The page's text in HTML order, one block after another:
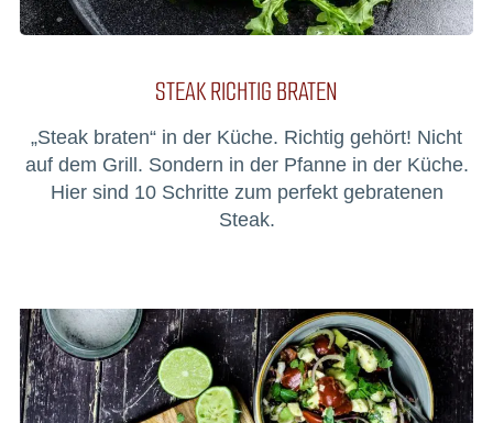
STEAK RICHTIG BRATEN
„Steak braten“ in der Küche. Richtig gehört! Nicht
auf dem Grill. Sondern in der Pfanne in der Küche.
Hier sind 10 Schritte zum perfekt gebratenen
Steak.